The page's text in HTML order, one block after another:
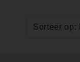
Sorteer op: